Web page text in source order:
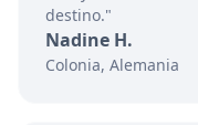
destino."
Nadine H.
Colonia, Alemania